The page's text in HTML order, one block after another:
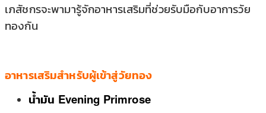
เภสัชกรจะพามารู้จักอาหารเสริมที่ช่วยรับมือกับอาการวัย
ทองกัน
อาหารเสริมสำหรับผู้เข้าสู่วัยทอง
น้ำมัน Evening Primrose